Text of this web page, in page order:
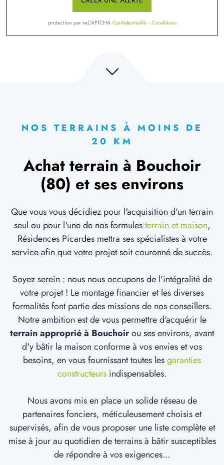
protection par reCAPTCHA Confidentialité - Conditions
NOS TERRAINS À MOINS DE
20 KM
Achat terrain à Bouchoir
(80) et ses environs
Que vous vous décidiez pour l'acquisition d'un terrain
seul ou pour l'une de nos formulesterrain et maison,
Résidences Picardes mettra ses spécialistes à votre
service afin que votre projet soit couronné de succès.
Soyez serein : nous nous occupons de l'intégralité de
votre projet ! Le montage financier et les diverses
formalités font partie des missions de nos conseillers.
Notre ambition est de vous permettre d'acquérir le
terrain approprié à Bouchoirou ses environs, avant
d'y bâtir la maison conforme à vos envies et vos
besoins, en vous fournissant toutes lesgaranties
constructeurs indispensables.
Nous avons mis en place un solide réseau de
partenaires fonciers, méticuleusement choisis et
supervisés, afin de vous proposer une liste complète et
mise à jour au quotidien de terrains à bâtir susceptibles
de répondre à vos exigences...